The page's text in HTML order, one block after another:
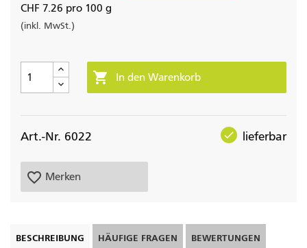
CHF 7.26 pro 100 g
(inkl. MwSt.)
 In den Warenkorb
Art.-Nr. 6022 check lieferbar
favorite_border Merken
BESCHREIBUNG HÄUFIGE FRAGEN BEWERTUNGEN